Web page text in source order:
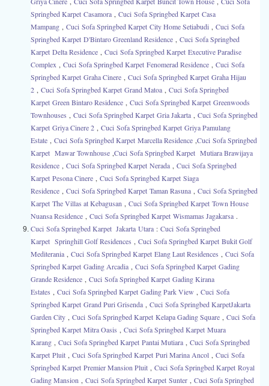
Springbed Karpet Casamora , Cuci Sofa Springbed Karpet Casa
Mampang , Cuci Sofa Springbed Karpet City Home Setiabudi , Cuci Sofa
Springbed Karpet D'Bintaro Greenland Residence , Cuci Sofa Springbed
Karpet Delta Residence , Cuci Sofa Springbed Karpet Executive Paradise
Complex , Cuci Sofa Springbed Karpet Fenomerad Residence , Cuci Sofa
Springbed Karpet Graha Cinere , Cuci Sofa Springbed Karpet Graha Hijau
2 , Cuci Sofa Springbed Karpet Grand Matoa , Cuci Sofa Springbed
Karpet Green Bintaro Residence , Cuci Sofa Springbed Karpet Greenwoods
Townhouses , Cuci Sofa Springbed Karpet Gria Jakarta , Cuci Sofa Springbed
Karpet Griya Cinere 2 , Cuci Sofa Springbed Karpet Griya Pamulang
Estate , Cuci Sofa Springbed Karpet Marcella Residence ,Cuci Sofa Springbed
Karpet Mawar Townhouse ,Cuci Sofa Springbed Karpet Mutiara Brawijaya
Residence , Cuci Sofa Springbed Karpet Nerada , Cuci Sofa Springbed
Karpet Pesona Cinere , Cuci Sofa Springbed Karpet Siaga
Residence , Cuci Sofa Springbed Karpet Taman Rasuna , Cuci Sofa Springbed
Karpet The Villas at Kebagusan , Cuci Sofa Springbed Karpet Town House
Nuansa Residence , Cuci Sofa Springbed Karpet Wismamas Jagakarsa .
Cuci Sofa Springbed Karpet Jakarta Utara : Cuci Sofa Springbed
Karpet Springhill Golf Residences , Cuci Sofa Springbed Karpet Bukit Golf
Mediterania , Cuci Sofa Springbed Karpet Elang Laut Residences , Cuci Sofa
Springbed Karpet Gading Arcadia , Cuci Sofa Springbed Karpet Gading
Grande Residence , Cuci Sofa Springbed Karpet Gading Kirana
Estates , Cuci Sofa Springbed Karpet Gading Park View , Cuci Sofa
Springbed Karpet Grand Puri Grisenda , Cuci Sofa Springbed KarpetJakarta
Garden City , Cuci Sofa Springbed Karpet Kelapa Gading Square , Cuci Sofa
Springbed Karpet Mitra Oasis , Cuci Sofa Springbed Karpet Muara
Karang , Cuci Sofa Springbed Karpet Pantai Mutiara , Cuci Sofa Springbed
Karpet Pluit , Cuci Sofa Springbed Karpet Puri Marina Ancol , Cuci Sofa
Springbed Karpet Premier Mansion Pluit , Cuci Sofa Springbed Karpet Royal
Gading Mansion , Cuci Sofa Springbed Karpet Sunter , Cuci Sofa Springbed